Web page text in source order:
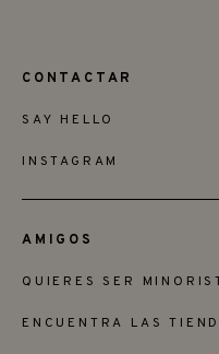
CONTACTAR
SAY HELLO
INSTAGRAM
AMIGOS
QUIERES SER
ENCUENTRA LAS